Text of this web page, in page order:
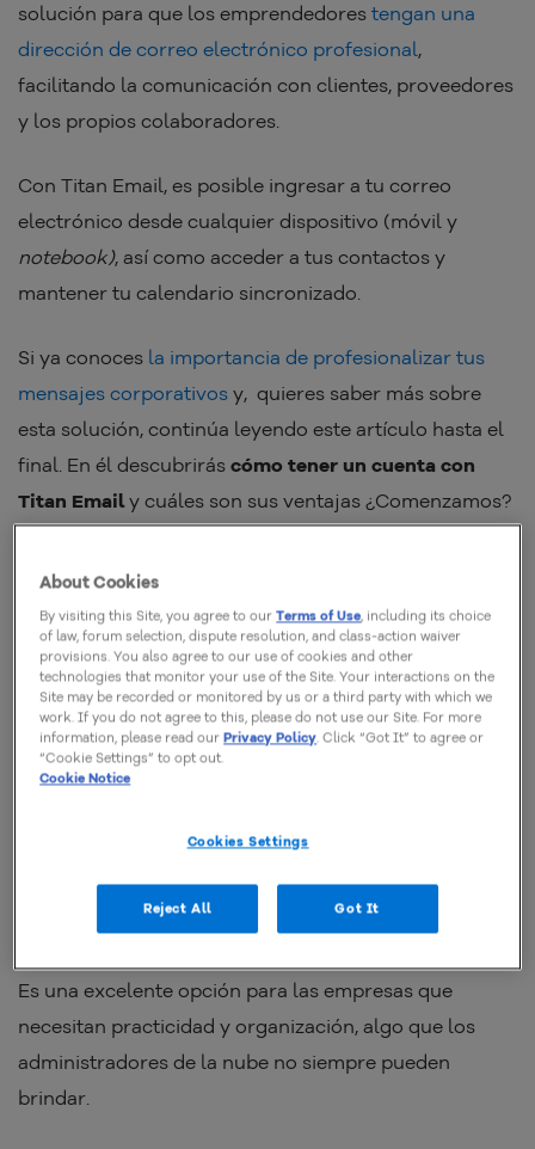
solución para que los emprendedores tengan una
dirección de correo electrónico profesional,
facilitando la comunicación con clientes, proveedores
y los propios colaboradores.
Con Titan Email, es posible ingresar a tu correo
electrónico desde cualquier dispositivo (móvil y
notebook), así como acceder a tus contactos y
mantener tu calendario sincronizado.
Si ya conoces la importancia de profesionalizar tus
mensajes corporativos y, quieres saber más sobre
esta solución, continúa leyendo este artículo hasta el
final. En él descubrirás cómo tener un cuenta con
Titan Emaily cuáles son sus ventajas ¿Comenzamos?
¿Qué es Titan email?
Titan email es un administrador de e-mail que ofrece
una experiencia de e-mail más organizada con temas
de conversación y tiene capacidades de búsqueda
avanzada por dirección de e-mail, asunto, fechas y
palabras claves.
Con Titan email, es posible administrar varias cuentas
simultáneamente, utilizando calendarios y filtros
avanzados.
Es una excelente opción para las empresas que
necesitan practicidad y organización, algo que los
administradores de la nube no siempre pueden
brindar.
About Cookies
By visiting this Site, you agree to ourTerms of Use, including its choice
of law, forum selection, dispute resolution, and class-action waiver
provisions. You also agree to our use of cookies and other
technologies that monitor your use of the Site. Your interactions on the
Site may be recorded or monitored by us or a third party with which we
work. If you do not agree to this, please do not use our Site. For more
information, please read ourPrivacy Policy. Click “Got It” to agree or
“Cookie Settings” to opt out.
Cookie Notice
Cookies Settings
Reject All Got It